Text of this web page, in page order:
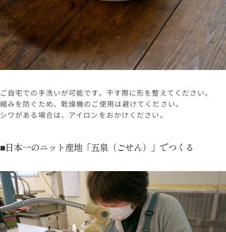
ご自宅での手洗いが可能です。干す際に形を整えてください。
縮みを防ぐため、乾燥機のご使用は避けてください。
シワがある場合は、アイロンをおかけください。
■日本一のニット産地「五泉（ごせん）」でつくる